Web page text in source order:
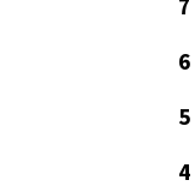
7
6
5
4